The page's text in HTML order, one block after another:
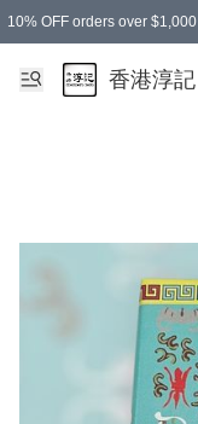
10% OFF orders over $1,000
香港淳